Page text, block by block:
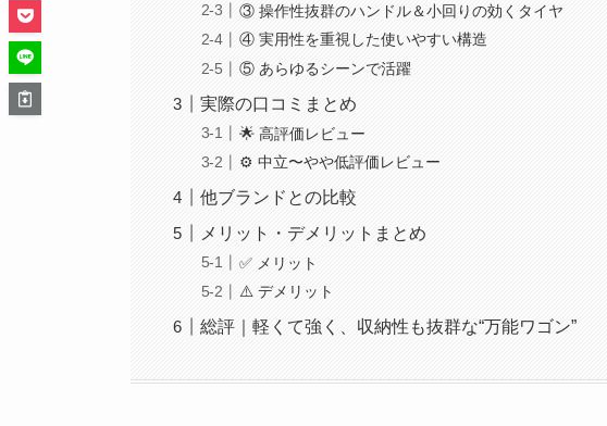
③ 操作性抜群のハンドル＆小回りの効くタイヤ
④ 実用性を重視した使いやすい構造
⑤ あらゆるシーンで活躍
実際の口コミまとめ
🌟 高評価レビュー
⚙️ 中立〜やや低評価レビュー
他ブランドとの比較
メリット・デメリットまとめ
✅ メリット
⚠️ デメリット
総評｜軽くて強く、収納性も抜群な“万能ワゴン”